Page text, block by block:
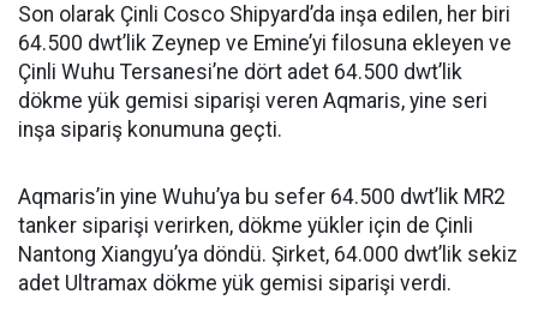
Son olarak Çinli Cosco Shipyard’da inşa edilen, her biri
64.500 dwt’lik Zeynep ve Emine’yi filosuna ekleyen ve
Çinli Wuhu Tersanesi’ne dört adet 64.500 dwt’lik
dökme yük gemisi siparişi veren Aqmaris, yine seri
inşa sipariş konumuna geçti.
Aqmaris’in yine Wuhu’ya bu sefer 64.500 dwt’lik MR2
tanker siparişi verirken, dökme yükler için de Çinli
Nantong Xiangyu’ya döndü. Şirket, 64.000 dwt’lik sekiz
adet Ultramax dökme yük gemisi siparişi verdi.